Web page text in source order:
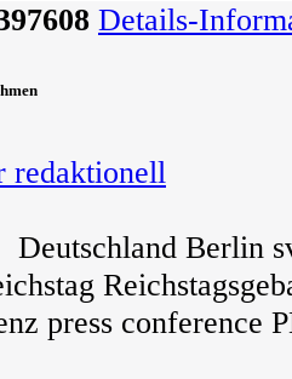
Details-
redaktionell
Deutschland Berlin
press